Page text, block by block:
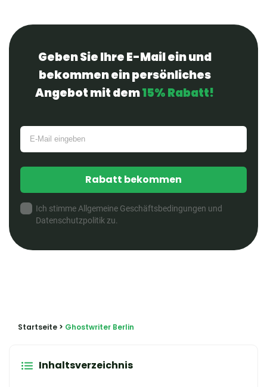
Geben Sie Ihre E-Mail ein und
bekommen ein persönliches
Angebot mit dem15% Rabatt!
Rabatt bekommen
Ich stimme Allgemeine Geschäftsbedingungen und
Datenschutzpolitik zu.
Startseite > Ghostwriter Berlin
Inhaltsverzeichnis